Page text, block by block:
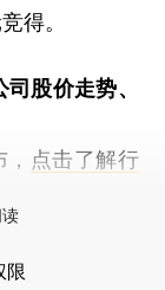
得。
股价走势、
点击了解行
限